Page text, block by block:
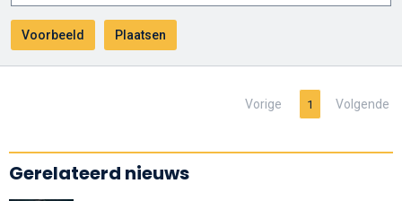
Vorige 1 Volgende
Gerelateerd nieuws